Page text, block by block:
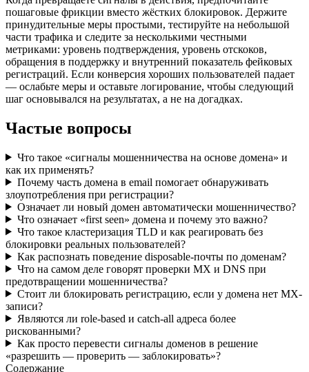
пошаговые фрикции вместо жёстких блокировок. Держите
принудительные меры простыми, тестируйте на небольшой
части трафика и следите за несколькими честными
метриками: уровень подтверждения, уровень отскоков,
обращения в поддержку и внутренний показатель фейковых
регистраций. Если конверсия хороших пользователей падает
— ослабьте меры и оставьте логирование, чтобы следующий
шаг основывался на результатах, а не на догадках.
Частые вопросы
Что такое «сигналы мошенничества на основе домена» и
как их применять?
Почему часть домена в email помогает обнаруживать
злоупотребления при регистрации?
Означает ли новый домен автоматически мошенничество?
Что означает «first seen» домена и почему это важно?
Что такое кластеризация TLD и как реагировать без
блокировки реальных пользователей?
Как распознать поведение disposable-почты по доменам?
Что на самом деле говорят проверки MX и DNS при
предотвращении мошенничества?
Стоит ли блокировать регистрацию, если у домена нет MX-
записи?
Являются ли role-based и catch-all адреса более
рискованными?
Как просто перевести сигналы доменов в решение
«разрешить — проверить — заблокировать»?
Содержание